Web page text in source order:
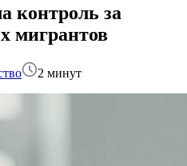
контроль за
мигрантов
2 минут